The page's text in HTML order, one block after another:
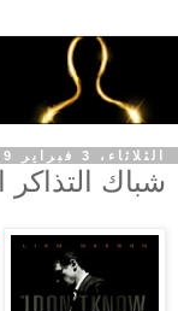
الثلاثاء، 3 فبراير 2009
شباك التذاكر